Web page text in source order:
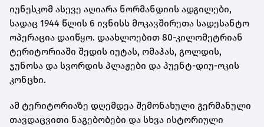
იუნესკომ ასევე აღიარა ნორმანდიის ადგილები,
სადაც 1944 წლის 6 ივნისს მოკავშირეთა სადესანტო
ოპერაცია დაიწყო. დაახლოებით 80-კილომეტრიან
ტერიტორიაში შედის იუტას, ომაჰას, გოლდის,
ჯუნოსა და სვორდის პლაჟები და პუენტ-დიუ-ოკის
კონცხი.
ამ ტერიტორიაზე დღემდეა შემონახული გერმანული
თავდაცვითი ნაგებობები და სხვა ისტორიული